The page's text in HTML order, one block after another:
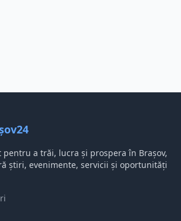
a trăi, lucra și prospera în Brașov,
știri, evenimente, servicii și oportunități